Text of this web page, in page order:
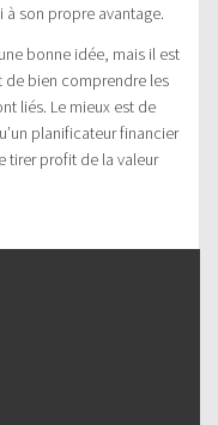
à son propre avantage.
bonne idée, mais il est
de bien comprendre les
liés. Le mieux est de
planificateur financier
tirer profit de la valeur